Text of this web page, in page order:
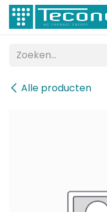
Overslaan naar inhoud
Alle producten